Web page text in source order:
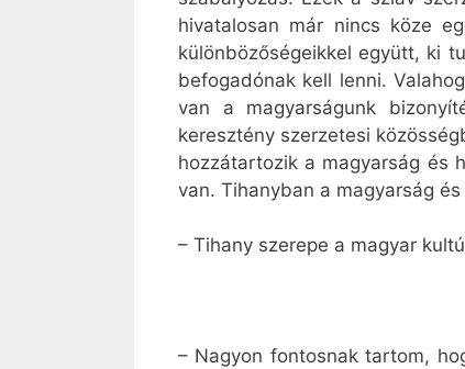
hivatalosan már nincs köze
különbözőségeikkel együtt, ki
befogadónak kell lenni.
van a magyarságunk
keresztény szerzetesi
hozzátartozik a magyarság és
van. Tihanyban a magyarság
– Tihany szerepe a magyar
– Nagyon fontosnak tartom,